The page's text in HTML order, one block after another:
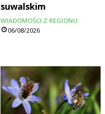
suwalskim
WIADOMOŚCI Z REGIONU
06/08/2026